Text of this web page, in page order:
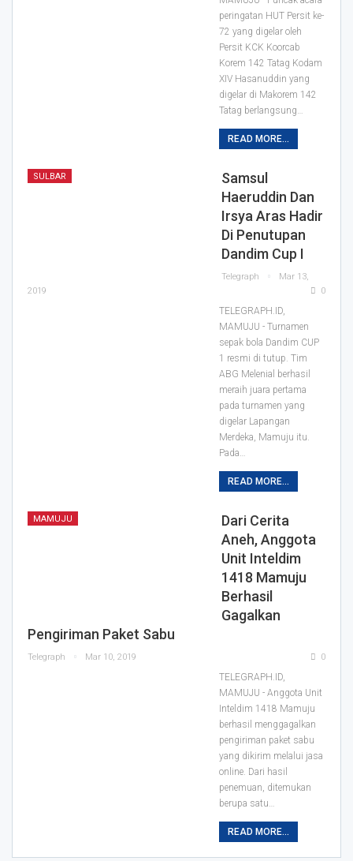
peringatan HUT Persit ke-
72 yang digelar oleh
Persit KCK Koorcab
Korem 142 Tatag Kodam
XIV Hasanuddin yang
digelar di Makorem 142
Tatag berlangsung…
READ MORE...
SULBAR
Samsul
Haeruddin Dan
Irsya Aras Hadir
Di Penutupan
Dandim Cup I
Telegraph
Mar 13,
2019
0
TELEGRAPH.ID,
MAMUJU - Turnamen
sepak bola Dandim CUP
1 resmi di tutup. Tim
ABG Melenial berhasil
meraih juara pertama
pada turnamen yang
digelar Lapangan
Merdeka, Mamuju itu.
Pada…
READ MORE...
MAMUJU
Dari Cerita
Aneh, Anggota
Unit Inteldim
1418 Mamuju
Berhasil
Gagalkan
Pengiriman Paket Sabu
Telegraph Mar 10, 2019 0
TELEGRAPH.ID,
MAMUJU - Anggota Unit
Inteldim 1418 Mamuju
berhasil menggagalkan
pengiriman paket sabu
yang dikirim melalui jasa
online. Dari hasil
penemuan, ditemukan
berupa satu…
READ MORE...